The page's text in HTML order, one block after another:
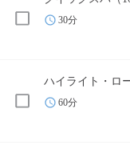
30分
ハイライト・ロ
60分